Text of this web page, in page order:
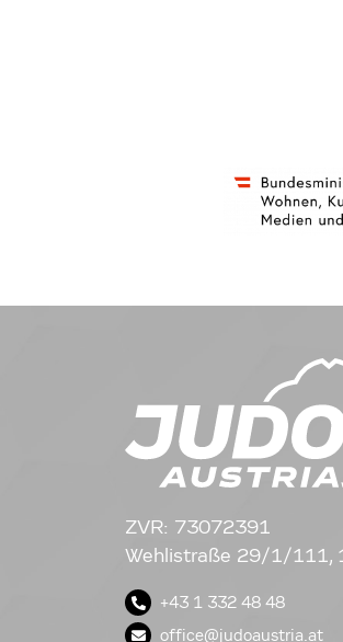
ZVR: 73072391
Wehlistraße 29/1/111,
+43 1 332 48 48
office@judoaustria.at